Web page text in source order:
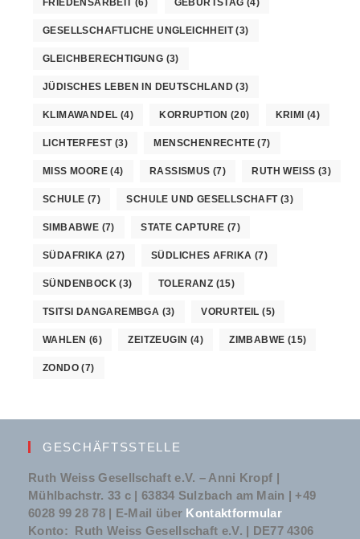
FRIEDENSARBEIT(6) GEBURTSTAG (4)
GESELLSCHAFTLICHE UNGLEICHHEIT(3)
GLEICHBERECHTIGUNG (3)
JÜDISCHES LEBEN IN DEUTSCHLAND (3)
KLIMAWANDEL (4) KORRUPTION (20) KRIMI (4)
LICHTERFEST(3) MENSCHENRECHTE(7)
MISS MOORE (4) RASSISMUS (7) RUTH WEISS (3)
SCHULE (7) SCHULE UND GESELLSCHAFT(3)
SIMBABWE (7) STATE CAPTURE (7)
SÜDAFRIKA (27) SÜDLICHES AFRIKA (7)
SÜNDENBOCK (3) TOLERANZ (15)
TSITSI DANGAREMBGA (3) VORURTEIL (5)
WAHLEN (6) ZEITZEUGIN (4) ZIMBABWE (15)
ZONDO (7)
GESCHÄFTSSTELLE
Ruth Weiss Gesellschaft e.V. – Anni Kropf |
Mühlbachstr. 33 c | 63834 Sulzbach am Main | +49
6028 99 28 78 | E-Mail über Kontaktformular
Konto: Ruth Weiss Gesellschaft e.V. | DE77 4306